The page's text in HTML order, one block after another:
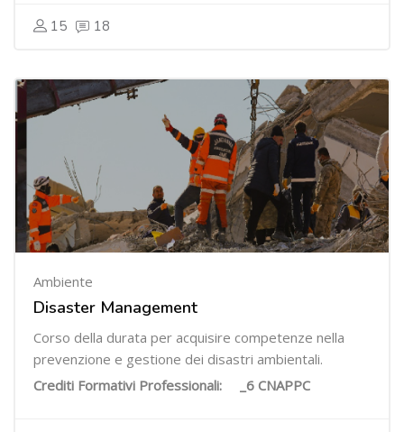
15 18
Ambiente
Disaster Management
Corso della durata per acquisire competenze nella
prevenzione e gestione dei disastri ambientali.
Crediti Formativi Professionali: _6 CNAPPC